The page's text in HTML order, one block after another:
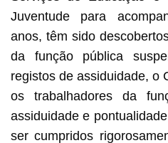
Juventude para
anos, têm sido
da função pública
registos de assiduidade, o
os trabalhadores da
assiduidade e
ser cumpridos